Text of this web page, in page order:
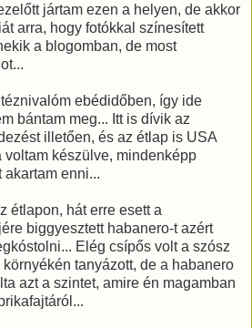
jártam ezen a helyen, de akkor
arra, hogy fotókkal színesített
a blogomban, de most
ebédidőben, így ide
bántam meg... Itt is dívik az
illetően, és az étlap is USA
voltam készülve, mindenképp
enni...
étlapon, hát erre esett a
biggyesztett habanero-t azért
Elég csípős volt a szósz
tanyázott, de a habanero
azt a szintet, amire én magamban